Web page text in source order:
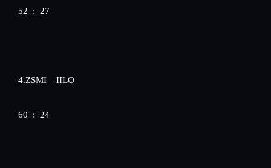
52 : 27
4.ZSMI – IILO
60 : 24